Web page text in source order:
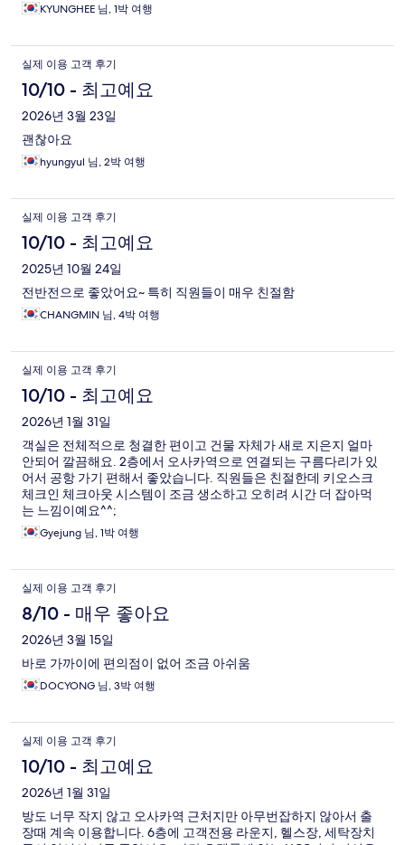
KYUNGHEE 님, 1박 여행
실제 이용 고객 후기
10/10 - 최고예요
2026년 3월 23일
괜찮아요
hyungyul 님, 2박 여행
실제 이용 고객 후기
10/10 - 최고예요
2025년 10월 24일
전반전으로 좋았어요~ 특히 직원들이 매우 친절함
CHANGMIN 님, 4박 여행
실제 이용 고객 후기
10/10 - 최고예요
2026년 1월 31일
객실은 전체적으로 청결한 편이고 건물 자체가 새로 지은지 얼마
안되어 깔끔해요. 2층에서 오사카역으로 연결되는 구름다리가 있
어서 공항 가기 편해서 좋았습니다. 직원들은 친절한데 키오스크
체크인 체크아웃 시스템이 조금 생소하고 오히려 시간 더 잡아먹
는 느낌이예요^^;
Gyejung 님, 1박 여행
실제 이용 고객 후기
8/10 - 매우 좋아요
2026년 3월 15일
바로 가까이에 편의점이 없어 조금 아쉬움
DOCYONG 님, 3박 여행
실제 이용 고객 후기
10/10 - 최고예요
2026년 1월 31일
방도 너무 작지 않고 오사카역 근처지만 아무번잡하지 않아서 출
장때 계속 이용합니다. 6층에 고객전용 라운지, 헬스장, 세탁장치